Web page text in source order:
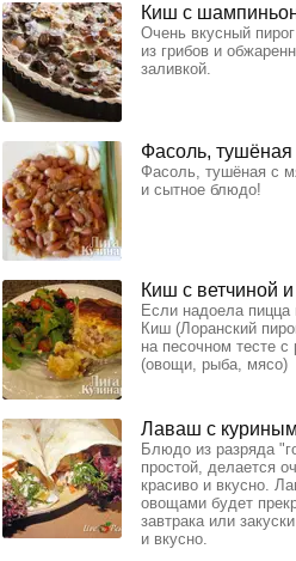
Киш с
Очень вкусный
из грибов и
заливкой.
Фасоль,
Фасоль, тушёная с
и сытное блюдо!
Киш с ветчиной
Если надоела пицца
Киш (Лоранский
на песочном тесте
(овощи, рыба, мясо)
Лаваш с
Блюдо из разряда
простой, делается
красиво и вкусно.
овощами будет
завтрака или
и вкусно.